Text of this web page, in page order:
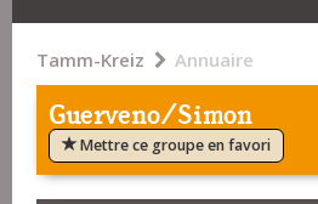
Tamm-Kreiz Annuaire
Guerveno/Simon
Mettre ce groupe en favori